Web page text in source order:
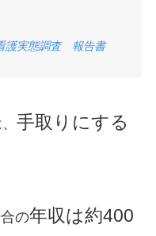
護実態調査 報告書
手取りにする
の年収は約400